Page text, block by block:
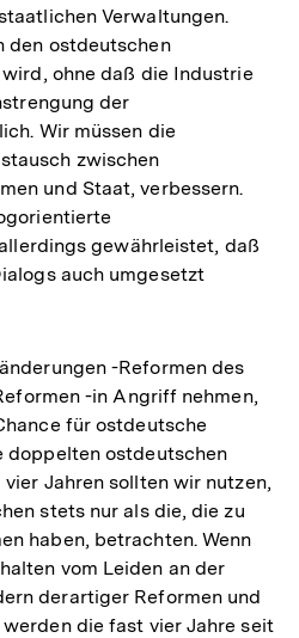
Verwaltungen.
den ostdeutschen
ohne daß die Industrie
der
Wir müssen die
zwischen
und Staat, verbessern.
gewährleistet, daß
auch umgesetzt
-Reformen des
-in Angriff nehmen,
für ostdeutsche
doppelten ostdeutschen
Jahren sollten wir nutzen,
stets nur als die, die zu
haben, betrachten. Wenn
vom Leiden an der
derartiger Reformen und
die fast vier Jahre seit